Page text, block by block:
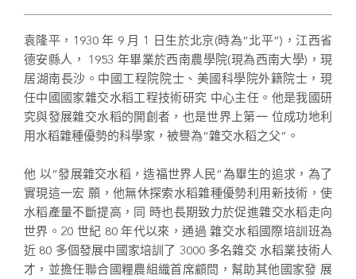
袁隆平，1930 年 9 月 1 日生於北京(時為”北平”)，江西省
德安縣人， 1953 年畢業於西南農學院(現為西南大學)，現
居湖南長沙。中國工程院院士、美國科學院外籍院士，現
任中國國家雜交水稻工程技術研究 中心主任。他是我國研
究與發展雜交水稻的開創者，也是世界上第一 位成功地利
用水稻雜種優勢的科學家，被譽為“雜交水稻之父”。
他 以”發展雜交水稻，造福世界人民”為畢生的追求，為了
實現這一宏 願，他無休探索水稻雜種優勢利用新技術，使
水稻產量不斷提高，同 時也長期致力於促進雜交水稻走向
世界。20 世紀 80 年代以來，通過 雜交水稻國際培訓班為
近 80 多個發展中國家培訓了 3000 多名雜交 水稻業技術人
才，並擔任聯合國糧農組織首席顧問，幫助其他國家發 展